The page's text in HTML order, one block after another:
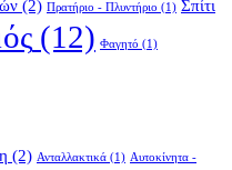
(2) Πρατήριο - Πλυντήριο (1) Σπίτι
(12) Φαγητό (1)
(2) Ανταλλακτικά (1) Αυτοκίνητα -